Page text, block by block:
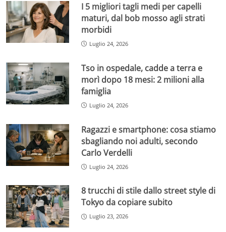
I 5 migliori tagli medi per capelli
maturi, dal bob mosso agli strati
morbidi
Luglio 24, 2026
Tso in ospedale, cadde a terra e
morì dopo 18 mesi: 2 milioni alla
famiglia
Luglio 24, 2026
Ragazzi e smartphone: cosa stiamo
sbagliando noi adulti, secondo
Carlo Verdelli
Luglio 24, 2026
8 trucchi di stile dallo street style di
Tokyo da copiare subito
Luglio 23, 2026